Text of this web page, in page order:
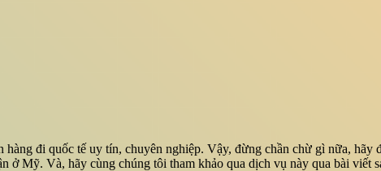
đi quốc tế uy tín, chuyên nghiệp. Vậy, đừng chần chừ gì nữa, hãy
Mỹ. Và, hãy cùng chúng tôi tham khảo qua dịch vụ này qua bài viết